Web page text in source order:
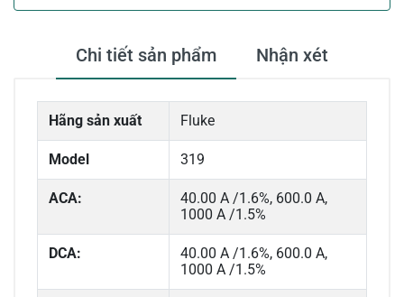
Chi tiết sản phẩm Nhận xét
Hãng sản xuất Fluke
Model 319
ACA:
40.00 A /1.6%, 600.0 A,
1000 A /1.5%
DCA:
40.00 A /1.6%, 600.0 A,
1000 A /1.5%